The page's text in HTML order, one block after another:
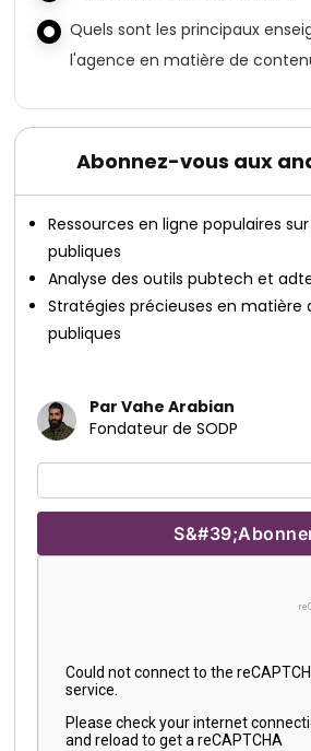
Quels sont les principaux
l'agence en matière de
Abonnez-vous aux
Ressources en ligne populaires
publiques
Analyse des outils pubtech et
Stratégies précieuses en matière
publiques
Par Vahe Arabian
Fondateur de SODP